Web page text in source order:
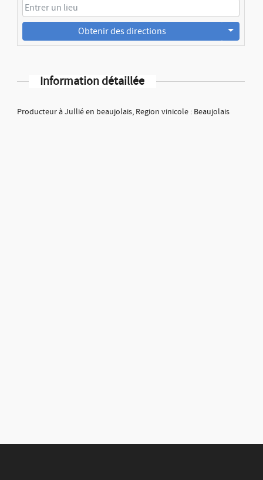
Obtenir des directions
Information détaillée
Producteur à Jullié en beaujolais, Region vinicole : Beaujolais